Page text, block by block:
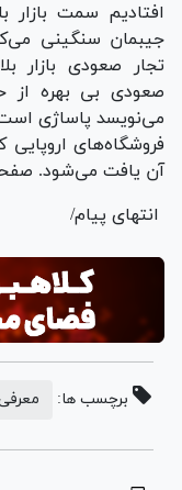
افتادیم سمت بازار
جیبمان سنگینی
تجار صعودی بازار
صعودی بی بهره از
می‌نویسد پاساژی
فروشگاه‌های اروپایی
آن یافت می‌شود. صفحه ۶۴ لینک خرید نسخه
انتهای پیام/
برچسب ها: